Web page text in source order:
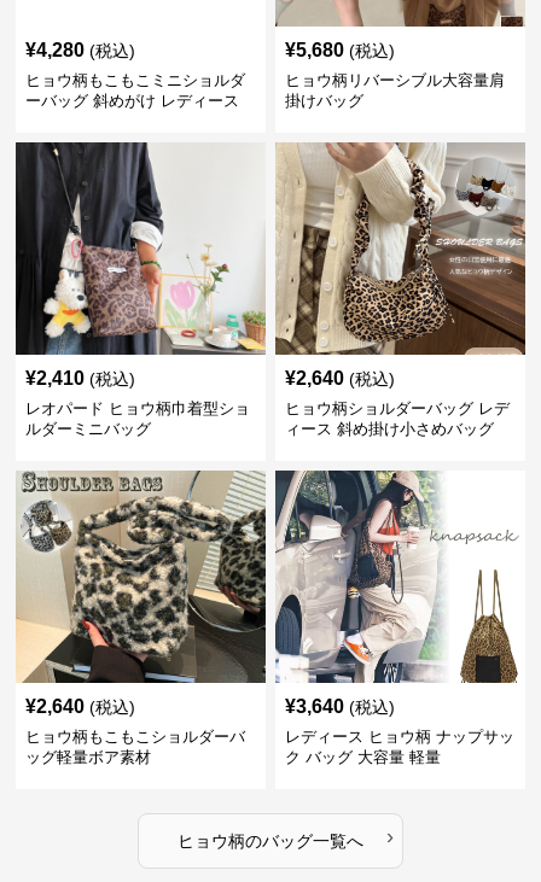
¥4,280 (税込)
ヒョウ柄もこもこミニショルダ
ーバッグ 斜めがけ レディース
¥5,680 (税込)
ヒョウ柄リバーシブル大容量肩
掛けバッグ
¥2,410 (税込)
レオパード ヒョウ柄巾着型ショ
ルダーミニバッグ
¥2,640 (税込)
ヒョウ柄ショルダーバッグ レデ
ィース 斜め掛け小さめバッグ
¥2,640 (税込)
ヒョウ柄もこもこショルダーバ
ッグ軽量ボア素材
¥3,640 (税込)
レディース ヒョウ柄 ナップサッ
ク バッグ 大容量 軽量
ヒョウ柄のバッグ一覧へ ›